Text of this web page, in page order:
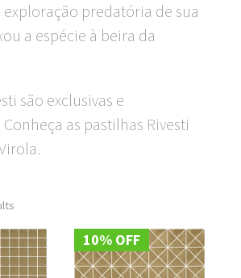
exploração predatória de sua
a espécie à beira da
são exclusivas e
as pastilhas Rivesti
10% OFF